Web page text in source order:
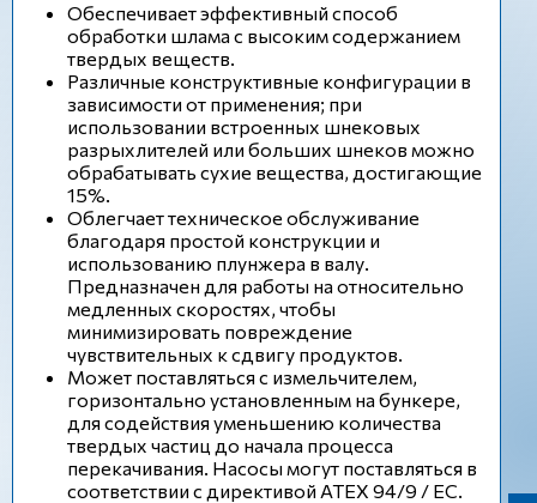
Обеспечивает эффективный способ
обработки шлама с высоким содержанием
твердых веществ.
Различные конструктивные конфигурации в
зависимости от применения; при
использовании встроенных шнековых
разрыхлителей или больших шнеков можно
обрабатывать сухие вещества, достигающие
15%.
Облегчает техническое обслуживание
благодаря простой конструкции и
использованию плунжера в валу.
Предназначен для работы на относительно
медленных скоростях, чтобы
минимизировать повреждение
чувствительных к сдвигу продуктов.
Может поставляться с измельчителем,
горизонтально установленным на бункере,
для содействия уменьшению количества
твердых частиц до начала процесса
перекачивания. Насосы могут поставляться в
соответствии с директивой ATEX 94/9 / EC.